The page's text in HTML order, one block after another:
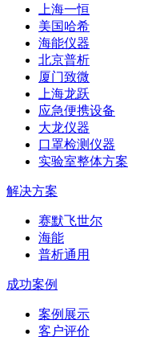
上海一恒
美国哈希
海能仪器
北京普析
厦门致微
上海龙跃
应急便携设备
大龙仪器
口罩检测仪器
实验室整体方案
解决方案
赛默飞世尔
海能
普析通用
成功案例
案例展示
客户评价